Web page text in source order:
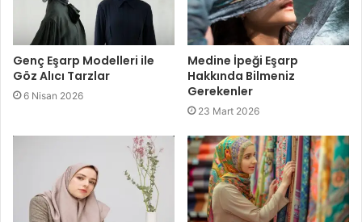
Genç Eşarp Modelleri ile
Göz Alıcı Tarzlar
6 Nisan 2026
Medine İpeği Eşarp
Hakkında Bilmeniz
Gerekenler
23 Mart 2026